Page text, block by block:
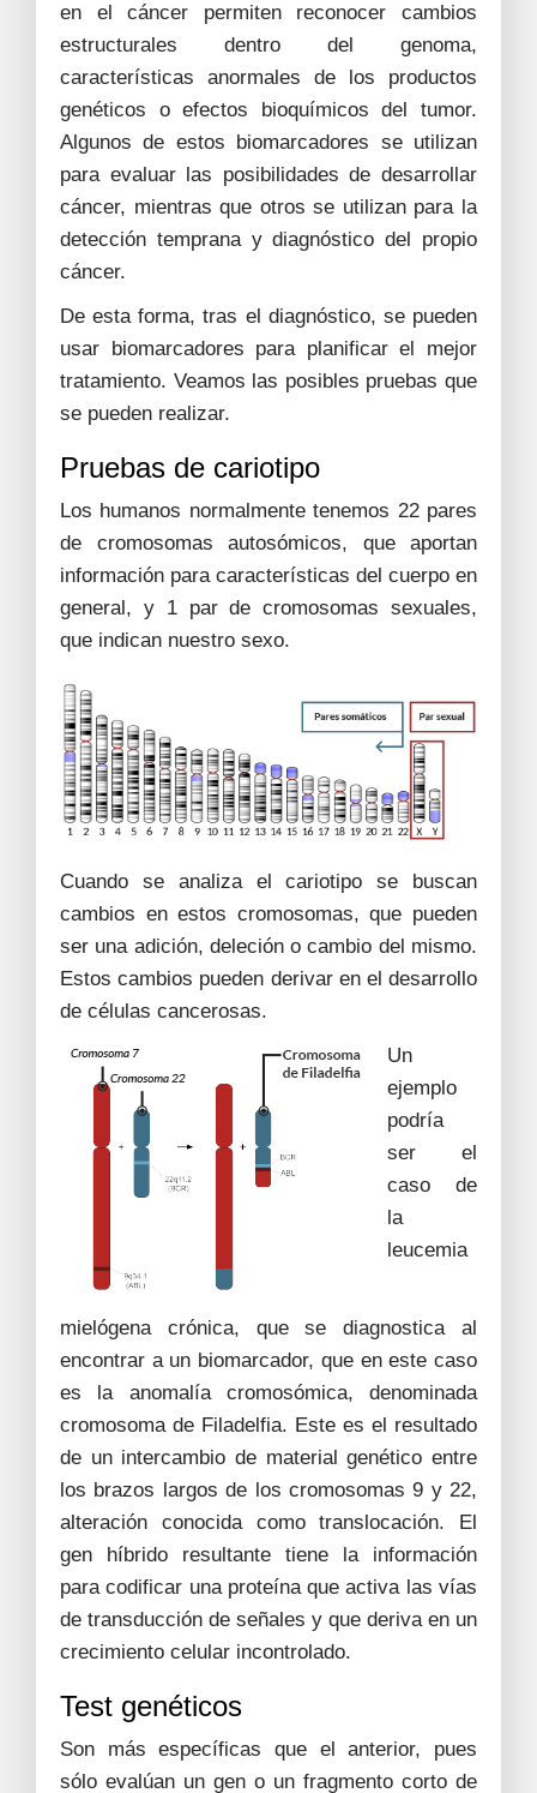
en el cáncer permiten reconocer cambios
estructurales dentro del genoma,
características anormales de los productos
genéticos o efectos bioquímicos del tumor.
Algunos de estos biomarcadores se utilizan
para evaluar las posibilidades de desarrollar
cáncer, mientras que otros se utilizan para la
detección temprana y diagnóstico del propio
cáncer.
De esta forma, tras el diagnóstico, se pueden
usar biomarcadores para planificar el mejor
tratamiento. Veamos las posibles pruebas que
se pueden realizar.
Pruebas de cariotipo
Los humanos normalmente tenemos 22 pares
de cromosomas autosómicos, que aportan
información para características del cuerpo en
general, y 1 par de cromosomas sexuales,
que indican nuestro sexo.
Cuando se analiza el cariotipo se buscan
cambios en estos cromosomas, que pueden
ser una adición, deleción o cambio del mismo.
Estos cambios pueden derivar en el desarrollo
de células cancerosas.
Un
ejemplo
podría
ser el
caso de
la
leucemia
mielógena crónica, que se diagnostica al
encontrar a un biomarcador, que en este caso
es la anomalía cromosómica, denominada
cromosoma de Filadelfia. Este es el resultado
de un intercambio de material genético entre
los brazos largos de los cromosomas 9 y 22,
alteración conocida como translocación. El
gen híbrido resultante tiene la información
para codificar una proteína que activa las vías
de transducción de señales y que deriva en un
crecimiento celular incontrolado.
Test genéticos
Son más específicas que el anterior, pues
sólo evalúan un gen o un fragmento corto de